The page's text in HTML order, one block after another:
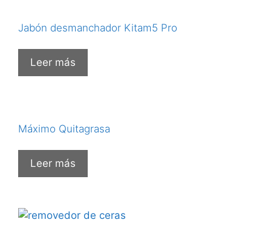
Jabón desmanchador Kitam5 Pro
Leer más
Máximo Quitagrasa
Leer más